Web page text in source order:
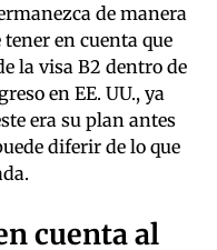
de manera
tener en cuenta que
la visa B2 dentro de
en EE. UU., ya
era su plan antes
diferir de lo que
cuenta al